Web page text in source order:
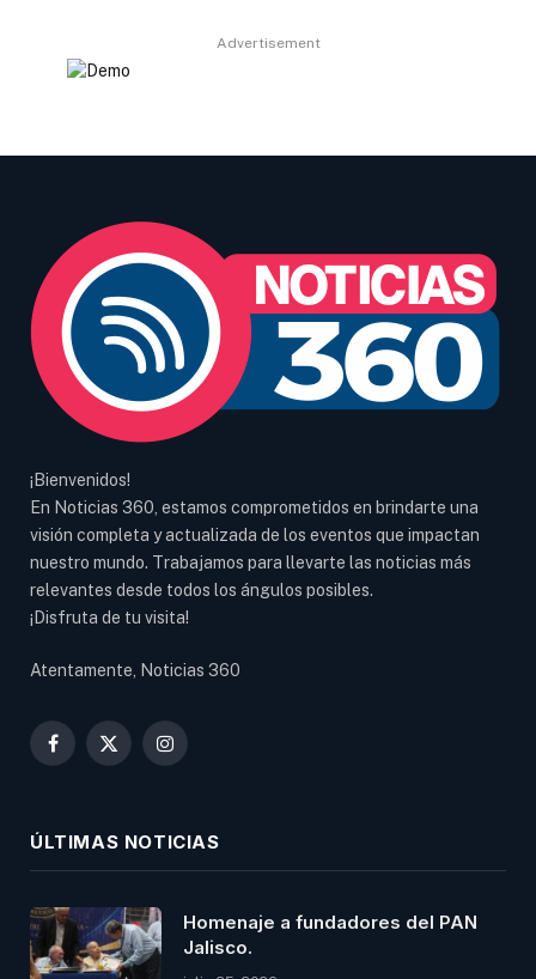
Advertisement
¡Bienvenidos!
En Noticias 360, estamos comprometidos en brindarte una
visión completa y actualizada de los eventos que impactan
nuestro mundo. Trabajamos para llevarte las noticias más
relevantes desde todos los ángulos posibles.
¡Disfruta de tu visita!
Atentamente, Noticias 360
Facebook
X
Instagram
ÚLTIMAS NOTICIAS
Homenaje a fundadores del PAN
Jalisco.